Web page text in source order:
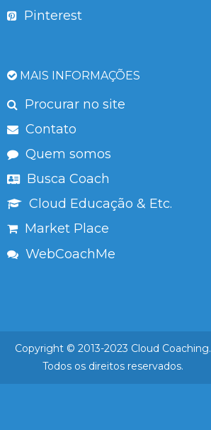
Pinterest
MAIS INFORMAÇÕES
Procurar no site
Contato
Quem somos
Busca Coach
Cloud Educação & Etc.
Market Place
WebCoachMe
Copyright © 2013-2023 Cloud Coaching.
Todos os direitos reservados.